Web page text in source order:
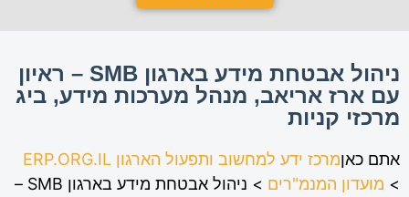
ניהול אבטחת מידע בארגון SMB – ראיון
עם ארז אריאב, מנהל מערכות מידע, ביג
מרכזי קניות
אתם כאןמרכז ידע למחשוב ותפעול הארגון ERP.ORG.IL
> מועדון המנמ"רים >
ניהול אבטחת מידע בארגון SMB –